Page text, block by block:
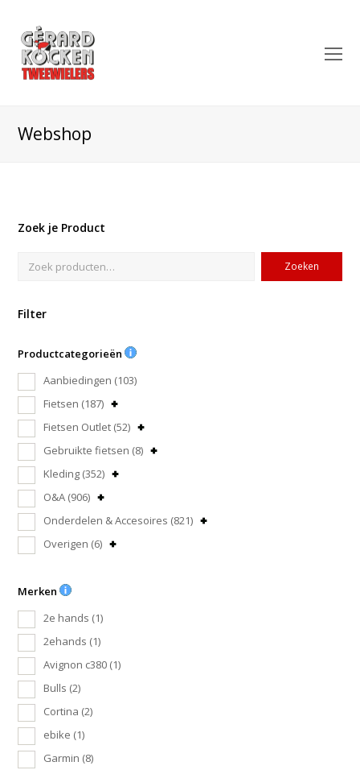
Webshop
Zoek je Product
Zoeken
Filter
Productcategorieën
Aanbiedingen (103)
Fietsen (187)
Fietsen Outlet (52)
Gebruikte fietsen (8)
Kleding (352)
O&A (906)
Onderdelen & Accesoires (821)
Overigen (6)
Merken
2e hands (1)
2ehands (1)
Avignon c380 (1)
Bulls (2)
Cortina (2)
ebike (1)
Garmin (8)